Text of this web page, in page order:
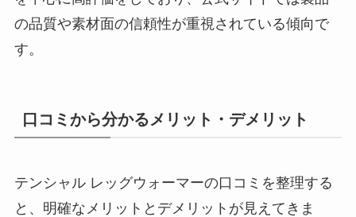
の品質や素材面の信頼性が重視されている傾向で
す。
口コミから分かるメリット・デメリット
テンシャル レッグウォーマーの口コミを整理する
と、明確なメリットとデメリットが見えてきま